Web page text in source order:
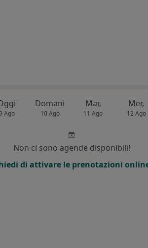
Ago
Domani
10 Ago
Mar,
11 Ago
Mer,
12 Ago
Non ci sono agende disponibili!
di attivare le prenotazioni